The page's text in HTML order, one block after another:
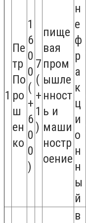
1
Пе
тр
По
ро
ш
ен
ко
1
6
0
0
(
+
6
0
0
)
7
(
+
1
)
пище
вая
пром
ышле
нност
ь и
маши
ностр
оение
н
е
ф
р
а
к
ц
и
о
н
н
ы
й
в